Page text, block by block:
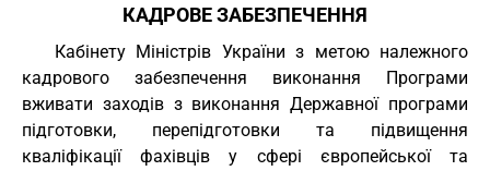
КАДРОВЕ ЗАБЕЗПЕЧЕННЯ
Кабінету Міністрів України з метою належного
кадрового забезпечення виконання Програми
вживати заходів з виконання Державної програми
підготовки, перепідготовки та підвищення
кваліфікації фахівців у сфері європейської та